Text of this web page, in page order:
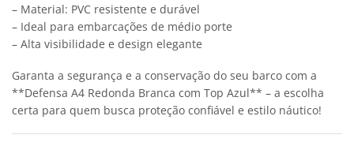
– Material: PVC resistente e durável
– Ideal para embarcações de médio porte
– Alta visibilidade e design elegante
Garanta a segurança e a conservação do seu barco com a
**Defensa A4 Redonda Branca com Top Azul** – a escolha
certa para quem busca proteção confiável e estilo náutico!